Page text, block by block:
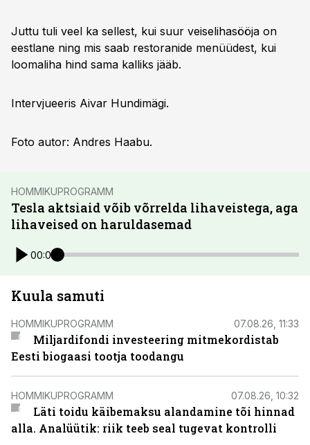
Juttu tuli veel ka sellest, kui suur veiselihasööja on
eestlane ning mis saab restoranide menüüdest, kui
loomaliha hind sama kalliks jääb.
Intervjueeris Aivar Hundimägi.
Foto autor: Andres Haabu.
HOMMIKUPROGRAMM
Tesla aktsiaid võib võrrelda lihaveistega, aga
lihaveised on haruldasemad
00:00
Kuula samuti
HOMMIKUPROGRAMM 07.08.26, 11:33
Miljardifondi investeering mitmekordistab
Eesti biogaasi tootja toodangu
HOMMIKUPROGRAMM 07.08.26, 10:32
Läti toidu käibemaksu alandamine tõi hinnad
alla. Analüütik: riik teeb seal tugevat kontrolli